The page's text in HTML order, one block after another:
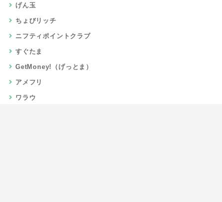
げん玉
ちょびリッチ
ニフティポイントクラブ
すぐたま
GetMoney!（げっとま）
アメフリ
ワラウ